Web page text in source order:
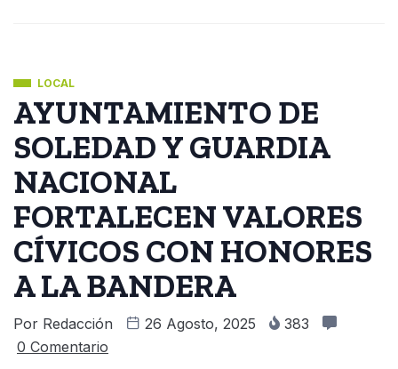
LOCAL
AYUNTAMIENTO DE
SOLEDAD Y GUARDIA
NACIONAL
FORTALECEN VALORES
CÍVICOS CON HONORES
A LA BANDERA
Por Redacción 26 Agosto, 2025
383
0 Comentario